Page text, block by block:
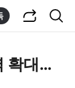
확대…